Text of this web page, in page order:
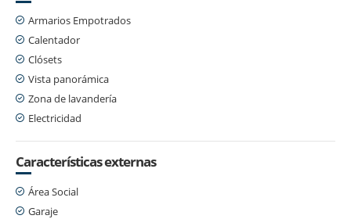
Armarios Empotrados
Calentador
Clósets
Vista panorámica
Zona de lavandería
Electricidad
Características externas
Área Social
Garaje